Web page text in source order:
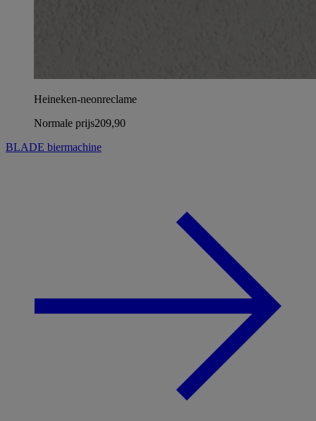
Heineken-neonreclame
Normale prijs209,90
BLADE biermachine